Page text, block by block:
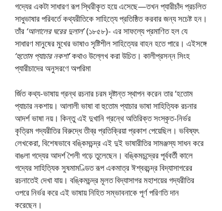
গদ্যের একটা সাধারণ রূপ স্থিরীকৃত হয়ে এসেছে—তখন প্যারীচাঁদ প্রচলিত
সাধুভাষার পরিবর্তে কথ্যরীতিকে সাহিত্যে প্রতিষ্ঠিত করবার জন্য সচেষ্ট হন।
তাঁর ‘আলালের ঘরের দুলাল’(১৮৫৮)- এর সাফল্যে প্রমাণিত হল যে
সাধারণ মানুষের মুখের ভাষাও সৃষ্টিশীল সাহিত্যের বাহন হতে পারে। এইসঙ্গে
‘হুতােম প্যাচার নকশা’কথাও উল্লেখ করা উচিত। কালীপ্রসন্ন সিংহ
প্যারীচাদের অনুসরণে অপরিমা
র্জিত কথ্য-ভাষায় গ্রন্থ রচনার চরম দৃষ্টান্ত স্থাপন করেন তার ‘হতােম
প্যাচার নকশায়। আলালী ভাষা বা হুতােম প্যাচার ভাষা সাহিত্যিক রচনার
আদর্শ ভাষা নয়। কিন্তু এই দুখানি গ্রন্থে অতিরিক্ত সংস্কৃত-নির্ভর
কৃত্রিম গদ্যরীতির বিরুদ্ধে তীব্র প্রতিক্রিয়া প্রকাশ পেয়েছিল। ভবিষ্যৎ
লেখকেরা, বিশেষভাবে বঙ্কিমচন্দ্র এই দুই ভাষারীতির সামঞ্জস্য সাধন করে
বাঙলা গদ্যের আদর্শ শৈলী গড়ে তুলেছেন। বঙ্কিমচন্দ্রের পূর্ববর্তী কালে
গদ্যের সাহিত্যিক সুষমামণ্ডিত রূপ একমাত্র ঈশ্বরচন্দ্র বিদ্যাসাগরের
রচনাতেই দেখা যায়। বঙ্কিমচন্দ্র মূলত বিদ্যাসাগর মহাশয়ের গদ্যরীতির
ওপরে নির্ভর করে এই ভাষায় নিহিত সম্ভাবনাকে পূর্ণ পরিণতি দান
করেছেন।